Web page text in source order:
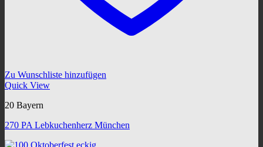
Zu Wunschliste hinzufügen
Quick View
20 Bayern
270 PA Lebkuchenherz München